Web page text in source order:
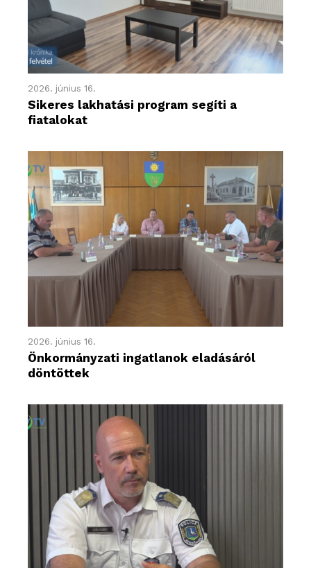
2026. június 16.
Sikeres lakhatási program segíti a
fiatalokat
2026. június 16.
Önkormányzati ingatlanok eladásáról
döntöttek